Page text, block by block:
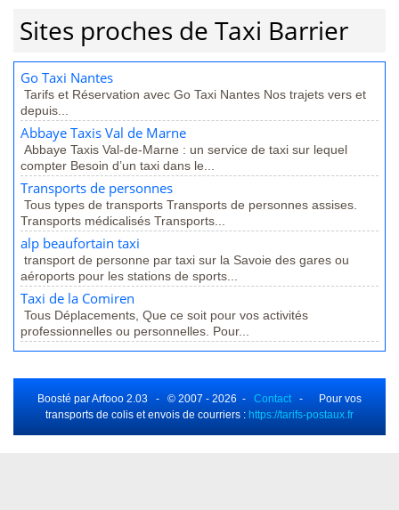
Sites proches de Taxi Barrier
Go Taxi Nantes
Tarifs et Réservation avec Go Taxi Nantes Nos trajets vers et
depuis...
Abbaye Taxis Val de Marne
Abbaye Taxis Val-de-Marne : un service de taxi sur lequel
compter Besoin d’un taxi dans le...
Transports de personnes
Tous types de transports Transports de personnes assises.
Transports médicalisés Transports...
alp beaufortain taxi
transport de personne par taxi sur la Savoie des gares ou
aéroports pour les stations de sports...
Taxi de la Comiren
Tous Déplacements, Que ce soit pour vos activités
professionnelles ou personnelles. Pour...
Boosté par Arfooo 2.03 - © 2007 - 2026 - Contact - Pour vos
transports de colis et envois de courriers : https://tarifs-postaux.fr